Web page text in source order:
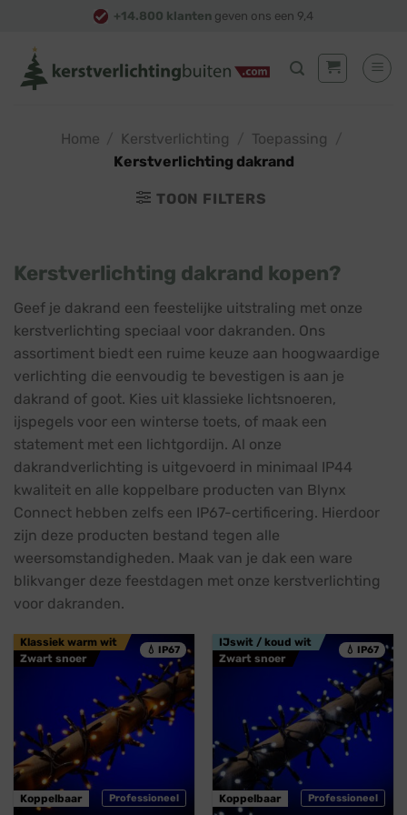
content
+14.800 klanten geven ons een 9,4
Home Kerstverlichting Toepassing
Kerstverlichting dakrand
TOON FILTERS
Kerstverlichting dakrand kopen?
Geef je dakrand een feestelijke uitstraling met onze
kerstverlichting speciaal voor dakranden. Ons
assortiment biedt een ruime keuze aan hoogwaardige
verlichting die eenvoudig te bevestigen is aan je
dakrand of goot. Kies uit klassieke lichtsnoeren,
ijspegels voor een winterse toets, of maak een
statement met een lichtgordijn. Al onze
dakrandverlichting is uitgevoerd in minimaal IP44
kwaliteit en alle koppelbare producten van Blynx
Connect hebben zelfs een IP67-certificering. Hierdoor
zijn deze producten bestand tegen alle
weersomstandigheden. Maak van je dak een ware
blikvanger deze feestdagen met onze kerstverlichting
voor dakranden.
💧 IP67
Professioneel
Klassiek warm wit
Zwart snoer
Koppelbaar
💧 IP67
Professioneel
IJswit / koud wit
Zwart snoer
Koppelbaar